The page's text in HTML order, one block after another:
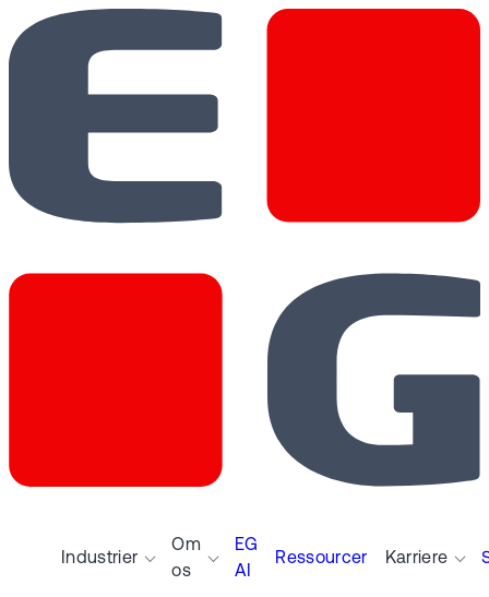
Industrier
Om
os
EG
AI
Ressourcer Karriere